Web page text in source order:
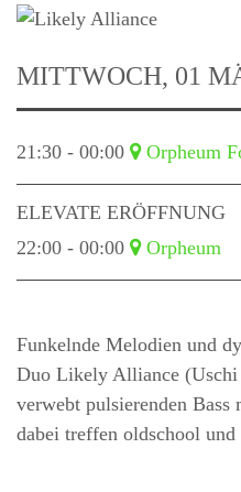
MITTWOCH, 01
21:30 - 00:00 Orpheum
ELEVATE ERÖFFNUNG
22:00 - 00:00
Orpheum
Funkelnde Melodien und
Duo Likely Alliance
verwebt pulsierenden
dabei treffen oldschool und